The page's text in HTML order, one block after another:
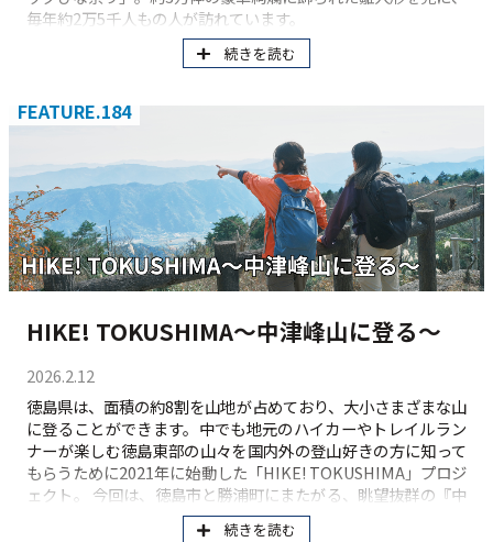
毎年約2万5千人もの人が訪れています。
続きを読む
FEATURE.184
HIKE! TOKUSHIMA～中津峰山に登る～
2026.2.12
徳島県は、面積の約8割を山地が占めており、大小さまざまな山
に登ることができます。中でも地元のハイカーやトレイルラン
ナーが楽しむ徳島東部の山々を国内外の登山好きの方に知って
もらうために2021年に始動した「HIKE! TOKUSHIMA」プロジ
ェクト。 今回は、徳島市と勝浦町にまたがる、眺望抜群の『中
津峰山』をご紹介します。
続きを読む